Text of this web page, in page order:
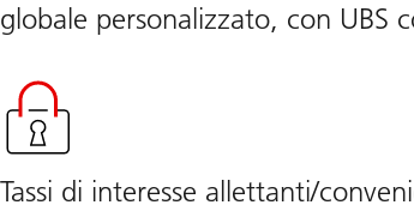
globale personalizzato, con
Tassi di interesse allettanti/